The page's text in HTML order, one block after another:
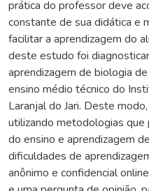
prática do professor deve
constante de sua didática e
facilitar a aprendizagem do
deste estudo foi
aprendizagem de biologia
ensino médio técnico do
Laranjal do Jari. Deste
utilizando metodologias que
do ensino e aprendizagem
dificuldades de
anônimo e confidencial